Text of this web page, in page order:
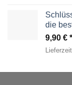
die
9,90 €